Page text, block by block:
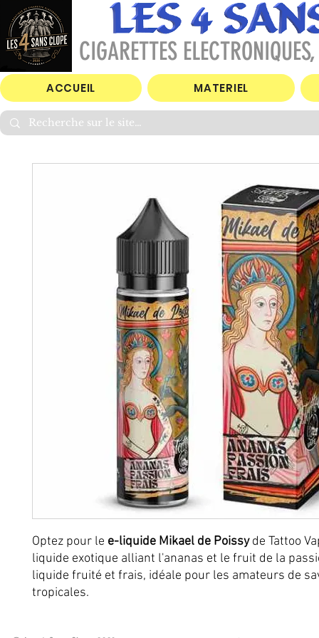
CIGARETTES
ACCUEIL MATERIEL
Optez pour le e-liquide Mikael de Poissyde Tattoo
liquide exotique alliant l'ananas et le fruit de la
liquide fruité et frais, idéale pour les amateurs de
tropicales.